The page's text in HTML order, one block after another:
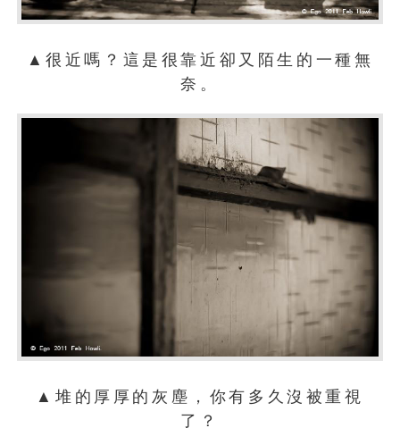
▲很近嗎？這是很靠近卻又陌生的一種無
奈。
▲堆的厚厚的灰塵，你有多久沒被重視
了？